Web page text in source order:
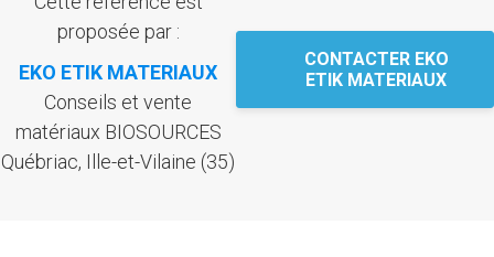
proposée par :
EKO ETIK MATERIAUX
Conseils et vente
matériaux BIOSOURCES
Québriac, Ille-et-Vilaine (35)
CONTACTER EKO
ETIK MATERIAUX